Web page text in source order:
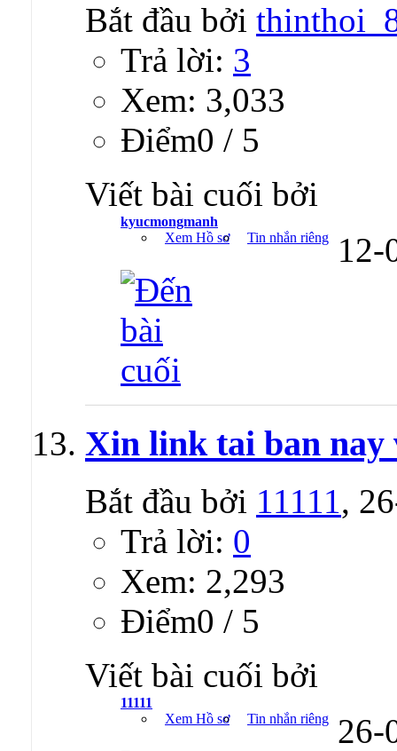
Bắt đầu bởi
Trả lời: 3
Xem: 3,033
Ðiểm0 / 5
Viết bài cuối bởi
kyucmongmanh
Xem Hồ sơ
Tin nhắn riêng
Xin link tai ban nay
Bắt đầu bởi 11111,
Trả lời: 0
Xem: 2,293
Ðiểm0 / 5
Viết bài cuối bởi
11111
Xem Hồ sơ
Tin nhắn riêng 26-